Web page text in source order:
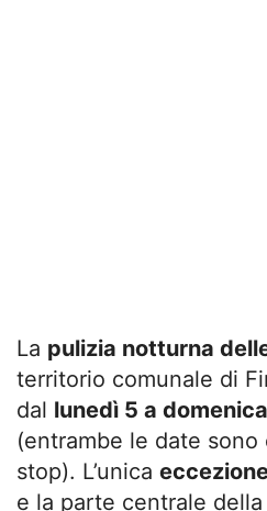
La pulizia notturna
territorio comunale di
dal lunedì 5 a
(entrambe le date sono
stop). L’unica
e la parte centrale